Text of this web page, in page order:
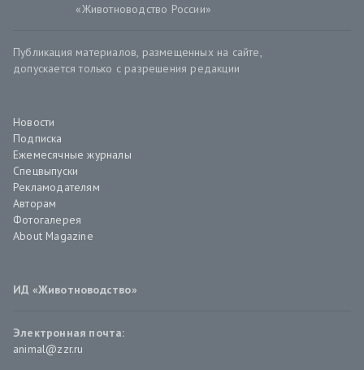
«Животноводство России»
Публикация материалов, размещенных на сайте,
допускается только с разрешения редакции
Новости
Подписка
Ежемесячные журналы
Спецвыпуски
Рекламодателям
Авторам
Фотогалерея
About Magazine
ИД «Животноводство»
Электронная почта:
animal@zzr.ru